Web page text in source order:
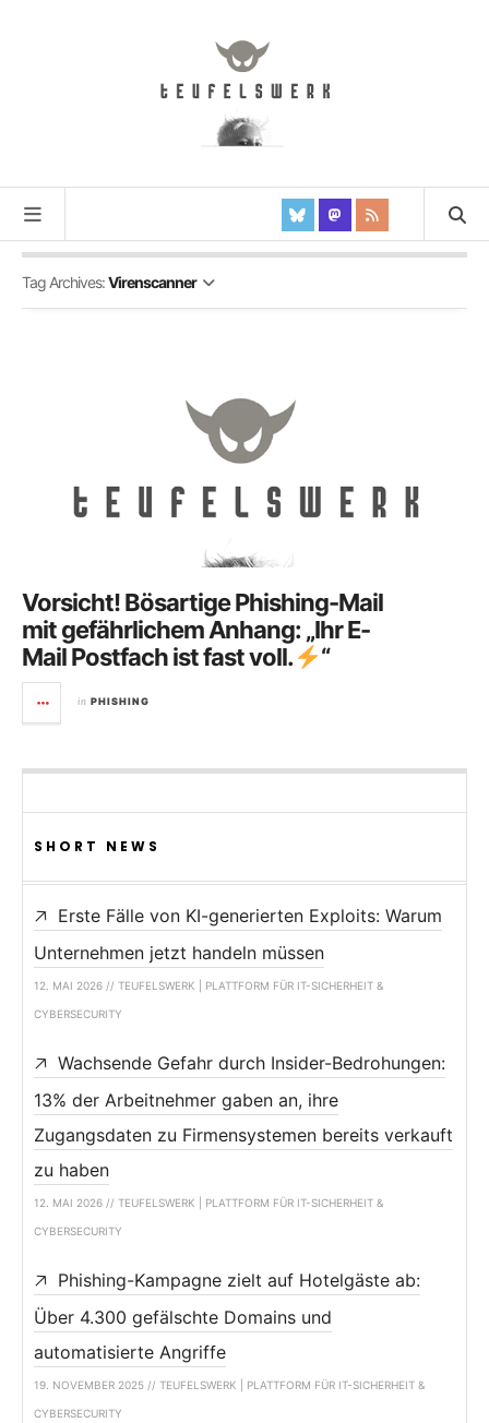
Tag Archives:Virenscanner
Vorsicht! Bösartige Phishing-Mail
mit gefährlichem Anhang: „Ihr E-
Mail Postfach ist fast voll.
“
in PHISHING
SHORT NEWS
Erste Fälle von KI-generierten Exploits: Warum
Unternehmen jetzt handeln müssen
12. MAI 2026 // TEUFELSWERK | PLATTFORM FÜR IT-SICHERHEIT &
CYBERSECURITY
Wachsende Gefahr durch Insider-Bedrohungen:
13% der Arbeitnehmer gaben an, ihre
Zugangsdaten zu Firmensystemen bereits verkauft
zu haben
12. MAI 2026 // TEUFELSWERK | PLATTFORM FÜR IT-SICHERHEIT &
CYBERSECURITY
Phishing-Kampagne zielt auf Hotelgäste ab:
Über 4.300 gefälschte Domains und
automatisierte Angriffe
19. NOVEMBER 2025 // TEUFELSWERK | PLATTFORM FÜR IT-SICHERHEIT &
CYBERSECURITY